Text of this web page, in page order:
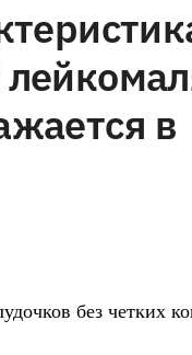
в
без четких